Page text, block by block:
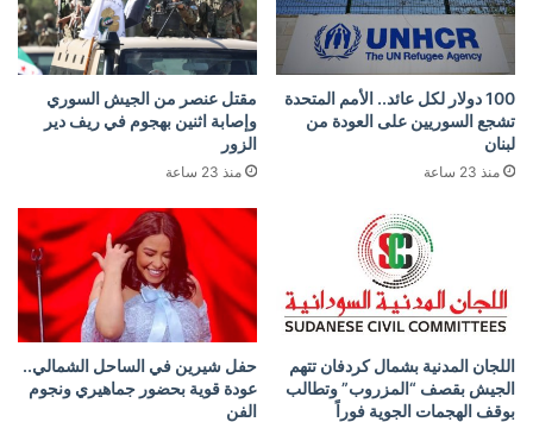
100 دولار لكل عائد.. الأمم المتحدة
تشجع السوريين على العودة من
لبنان
منذ 23 ساعة
مقتل عنصر من الجيش السوري
وإصابة اثنين بهجوم في ريف دير
الزور
منذ 23 ساعة
اللجان المدنية بشمال كردفان تتهم
الجيش بقصف “المزروب” وتطالب
بوقف الهجمات الجوية فوراً
حفل شيرين في الساحل الشمالي..
عودة قوية بحضور جماهيري ونجوم
الفن